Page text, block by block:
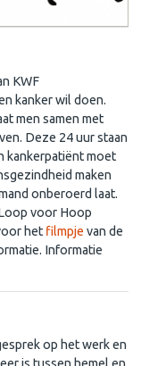
KWF
kanker wil doen.
men samen met
Deze 24 uur staan
kankerpatiënt moet
maken
onberoerd laat.
voor Hoop
het filmpje van de
Informatie
op het werk en